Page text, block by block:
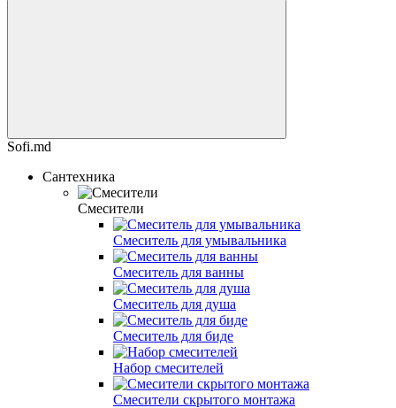
Sofi.md
Сантехника
Смесители
Смеситель для умывальника
Смеситель для ванны
Смеситель для душа
Смеситель для биде
Набор смесителей
Смесители скрытого монтажа